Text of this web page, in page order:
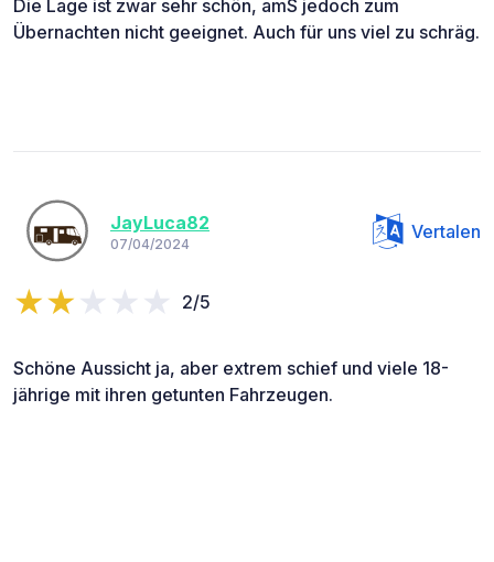
Die Lage ist zwar sehr schön, amS jedoch zum
Übernachten nicht geeignet. Auch für uns viel zu schräg.
JayLuca82
07/04/2024
Vertalen
2/5
Schöne Aussicht ja, aber extrem schief und viele 18-
jährige mit ihren getunten Fahrzeugen.